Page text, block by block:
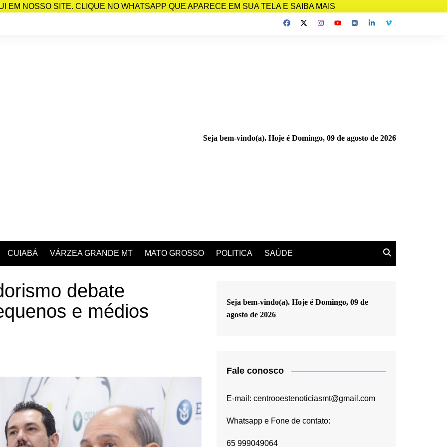
EM NOSSO SITE. CLIQUE NO WHATSAPP QUE APARECE EM SUA TELA E SAIBA MAIS
Seja bem-vindo(a). Hoje é Domingo, 09 de agosto de 2026
CUIABÁ VÁRZEA GRANDE MT MATO GROSSO POLITICA SAÚDE
debate
e médios
Seja bem-vindo(a). Hoje é Domingo, 09 de
agosto de 2026
Fale conosco
E-mail: centrooestenoticiasmt@gmail.com
Whatsapp e Fone de contato:
65 999049064